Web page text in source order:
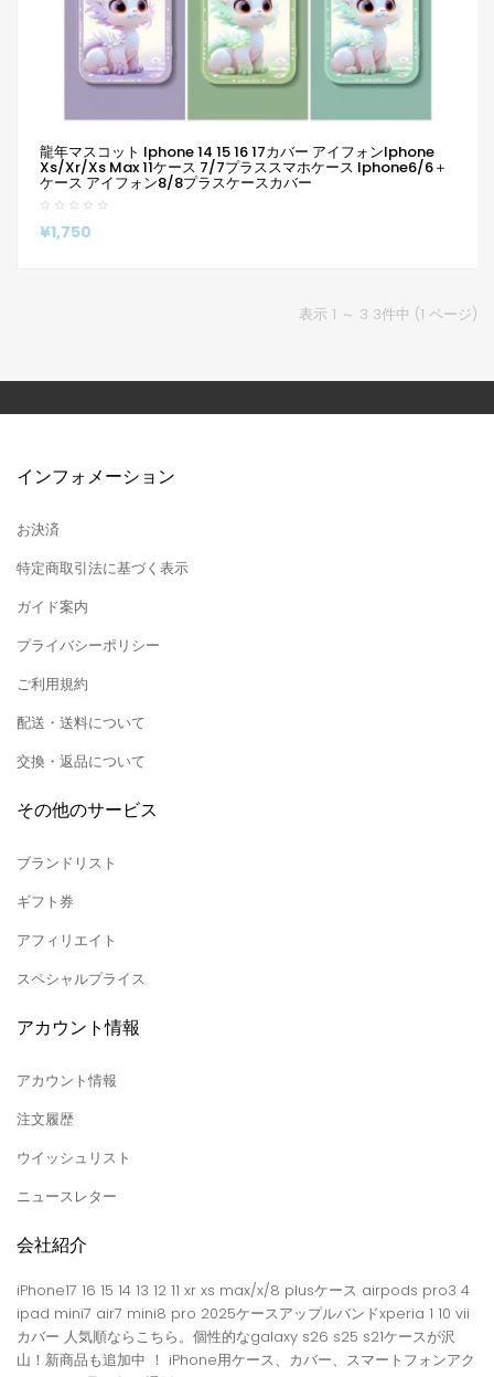
龍年マスコット Iphone 14 15 16 17カバー アイフォンiphone
Xs/xr/xs Max 11ケース 7/7プラススマホケース Iphone6/6＋
ケース アイフォン8/8プラスケースカバー
¥1,750
表示 1 ～ 3 3件中 (1 ページ)
インフォメーション
お決済
特定商取引法に基づく表示
ガイド案内
プライバシーポリシー
ご利用規約
配送・送料について
交換・返品について
その他のサービス
ブランドリスト
ギフト券
アフィリエイト
スペシャルプライス
アカウント情報
アカウント情報
注文履歴
ウイッシュリスト
ニュースレター
会社紹介
iPhone17 16 15 14 13 12 11 xr xs max/x/8 plusケース airpods pro3 4
ipad mini7 air7 mini8 pro 2025ケースアップルバンドxperia 1 10 vii
カバー 人気順ならこちら。個性的なgalaxy s26 s25 s21ケースが沢
山！新商品も追加中 ！ iPhone用ケース、カバー、スマートフォンアク